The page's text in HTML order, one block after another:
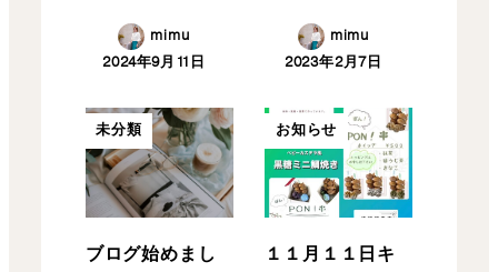
mimu
2024年9月11日
mimu
2023年2月7日
未分類
ブログ始めまし
お知らせ
１１月１１日キ